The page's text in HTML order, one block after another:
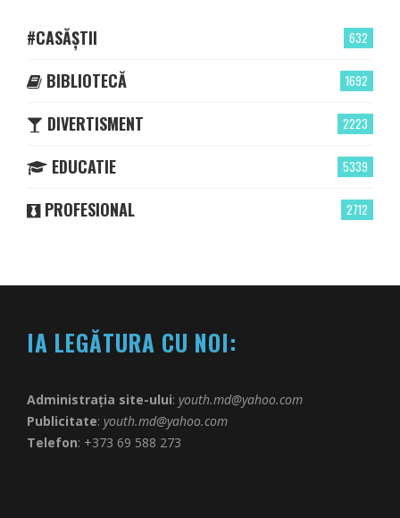
632
#CASĂȘTII
1692
BIBLIOTECĂ
2223
DIVERTISMENT
5339
EDUCATIE
2712
PROFESIONAL
IA LEGĂTURA CU NOI:
Administrația site-ului: youth.md@yahoo.com
Publicitate: youth.md@yahoo.com
Telefon: +373 69 588 273